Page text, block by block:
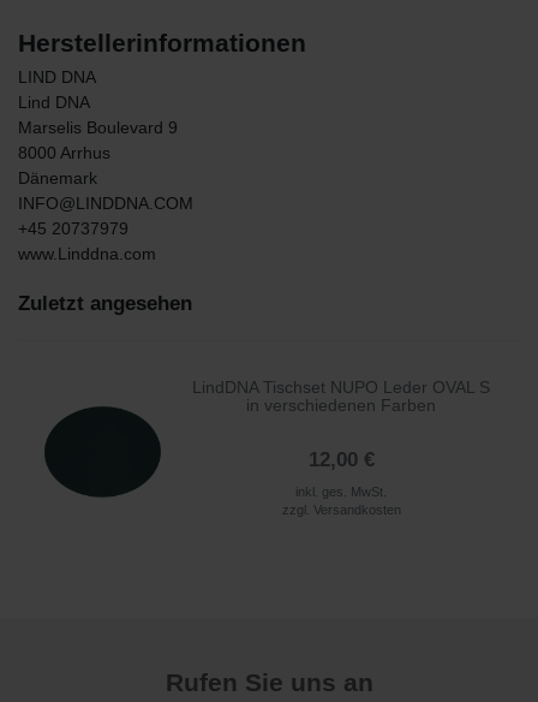
Herstellerinformationen
LIND DNA
Lind DNA
Marselis Boulevard 9
8000 Arrhus
Dänemark
INFO@LINDDNA.COM
+45 20737979
www.Linddna.com
Zuletzt angesehen
LindDNA Tischset NUPO Leder OVAL S
in verschiedenen Farben
12,00 €
inkl. ges. MwSt.
zzgl. Versandkosten
Rufen Sie uns an